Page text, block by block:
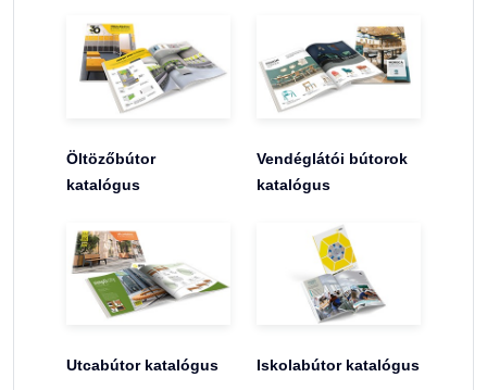
Öltözőbútor
katalógus
Vendéglátói bútorok
katalógus
Utcabútor katalógus Iskolabútor katalógus